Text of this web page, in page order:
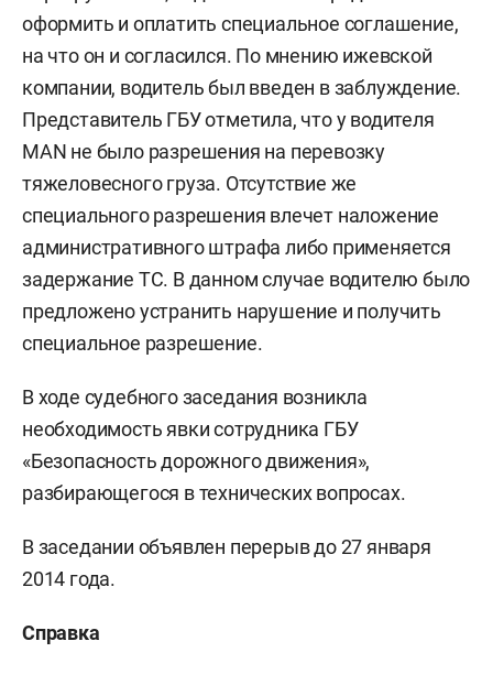
оформить и оплатить специальное соглашение,
на что он и согласился. По мнению ижевской
компании, водитель был введен в заблуждение.
Представитель ГБУ отметила, что у водителя
MAN не было разрешения на перевозку
тяжеловесного груза. Отсутствие же
специального разрешения влечет наложение
административного штрафа либо применяется
задержание ТС. В данном случае водителю было
предложено устранить нарушение и получить
специальное разрешение.
В ходе судебного заседания возникла
необходимость явки сотрудника ГБУ
«Безопасность дорожного движения»,
разбирающегося в технических вопросах.
В заседании объявлен перерыв до 27 января
2014 года.
Справка